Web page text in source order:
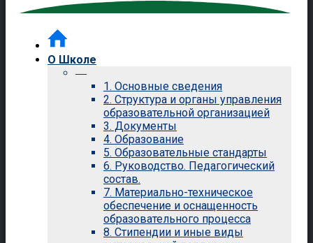
О Школе
—
1. Основные сведения
2. Структура и органы управления
образовательной организацией
3. Документы
4. Образование
5. Образовательные стандарты
6. Руководство. Педагогический
состав.
7. Материально-техническое
обеспечение и оснащенность
образовательного процесса
8. Стипендии и иные виды